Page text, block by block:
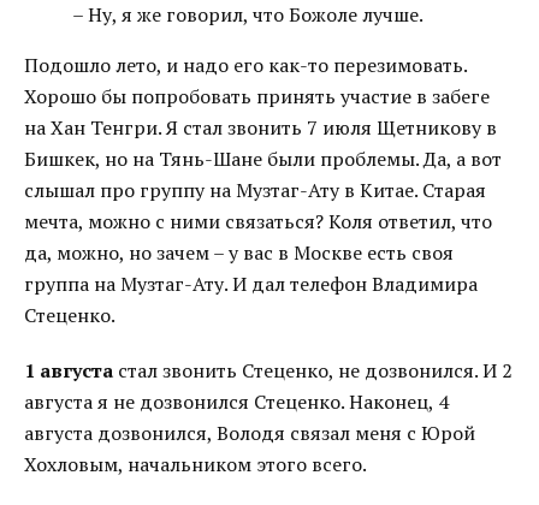
– Ну, я же говорил, что Божоле лучше.
Подошло лето, и надо его как-то перезимовать.
Хорошо бы попробовать принять участие в забеге
на Хан Тенгри. Я стал звонить 7 июля Щетникову в
Бишкек, но на Тянь-Шане были проблемы. Да, а вот
слышал про группу на Музтаг-Ату в Китае. Старая
мечта, можно с ними связаться? Коля ответил, что
да, можно, но зачем – у вас в Москве есть своя
группа на Музтаг-Ату. И дал телефон Владимира
Стеценко.
1 августа стал звонить Стеценко, не дозвонился. И 2
августа я не дозвонился Стеценко. Наконец, 4
августа дозвонился, Володя связал меня с Юрой
Хохловым, начальником этого всего.